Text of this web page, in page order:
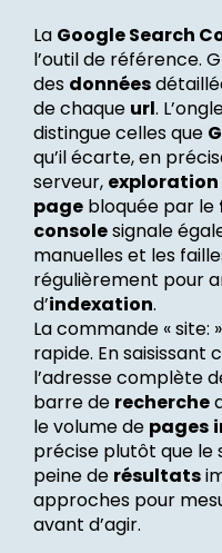
La Google Search
l’outil de référence.
des données
de chaque url.
distingue celles que
qu’il écarte, en
serveur, exploration
page bloquée par le
consolesignale
manuelles et les
régulièrement pour
d’indexation.
La commande « site:
rapide. En saisissant
l’adresse complète
barre de recherche
le volume de pages
précise plutôt que le
peine de résultats
approches pour
avant d’agir.